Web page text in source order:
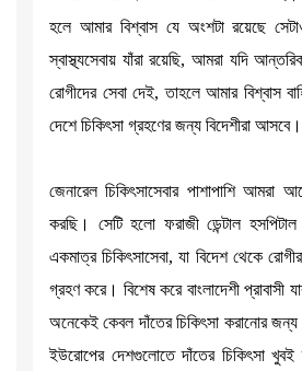
হলে আমার বিশ্বাস যে অংশটা রয়েছে
স্বাস্থ্যসেবায় যাঁরা রয়েছি, আমরা যদি
রোগীদের সেবা দেই, তাহলে আমার বিশ্বাস
দেশে চিকিৎসা গ্রহণের জন্য বিদেশীরা আসবে।
জেনারেল চিকিৎসাসেবার পাশাপাশি আমরা
করছি। সেটি হলো ফরাজী ডেন্টাল হসপিটাল
একমাত্র চিকিৎসাসেবা, যা বিদেশ থেকে
গ্রহণ করে। বিশেষ করে বাংলাদেশী প্রাবাসী
অনেকেই কেবল দাঁতের চিকিৎসা করানোর জন্য
ইউরোপের দেশগুলোতে দাঁতের চিকিৎসা খুবই